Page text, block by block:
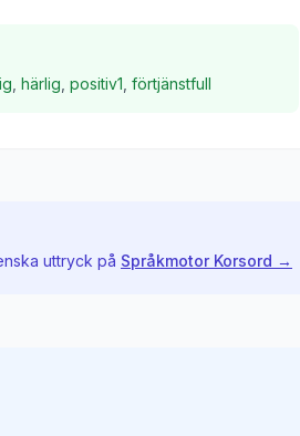
härlig positiv1 förtjänstfull
uttryck på Språkmotor Korsord →